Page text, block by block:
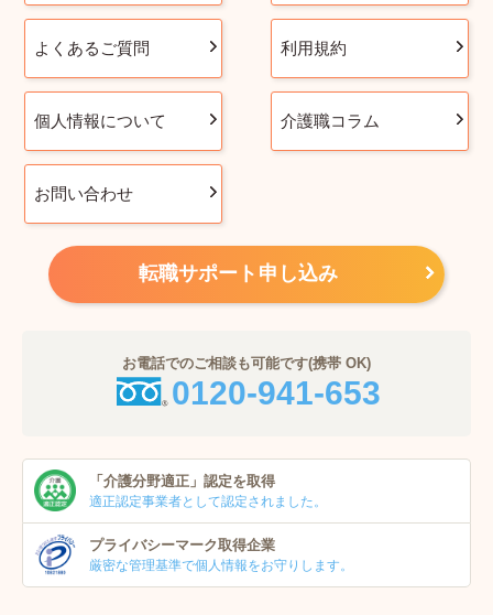
よくあるご質問 利用規約
個人情報について 介護職コラム
お問い合わせ
転職サポート申し込み
お電話でのご相談も可能です(携帯 OK)
0120-941-653
「介護分野適正」 認定を取得
適正認定事業者として認定されました。
プライバシーマーク取得企業
厳密な管理基準で個人情報をお守りします。